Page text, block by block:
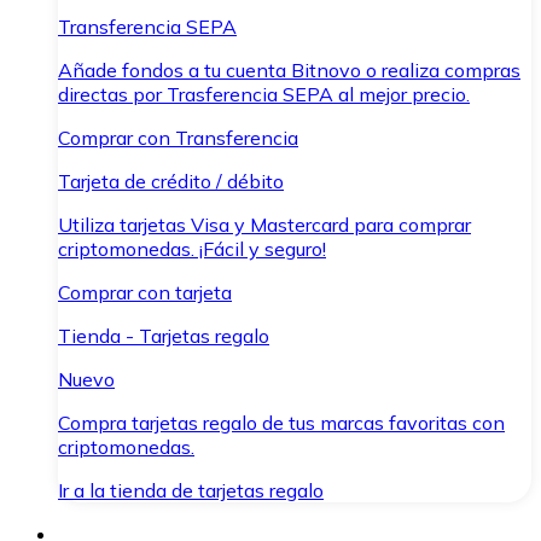
Transferencia SEPA
Añade fondos a tu cuenta Bitnovo o realiza compras
directas por Trasferencia SEPA al mejor precio.
Comprar con Transferencia
Tarjeta de crédito / débito
Utiliza tarjetas Visa y Mastercard para comprar
criptomonedas. ¡Fácil y seguro!
Comprar con tarjeta
Tienda - Tarjetas regalo
Nuevo
Compra tarjetas regalo de tus marcas favoritas con
criptomonedas.
Ir a la tienda de tarjetas regalo